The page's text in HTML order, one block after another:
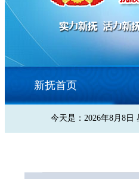
新抚首页
今天是：2026年8月8日